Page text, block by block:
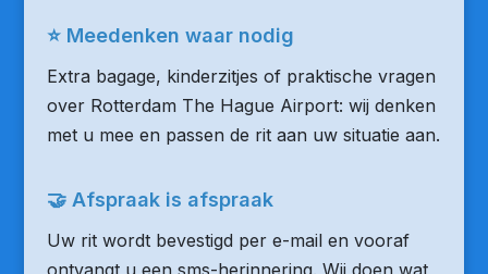
⭐ Meedenken waar nodig
Extra bagage, kinderzitjes of praktische vragen
over Rotterdam The Hague Airport: wij denken
met u mee en passen de rit aan uw situatie aan.
🤝 Afspraak is afspraak
Uw rit wordt bevestigd per e-mail en vooraf
ontvangt u een sms-herinnering. Wij doen wat